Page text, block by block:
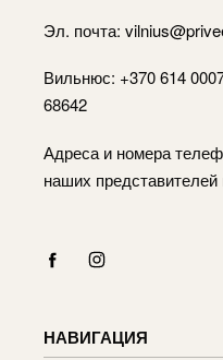
Эл. почта:
Вильнюс: +370 614
68642
Адреса и номера
наших
НАВИГАЦИЯ